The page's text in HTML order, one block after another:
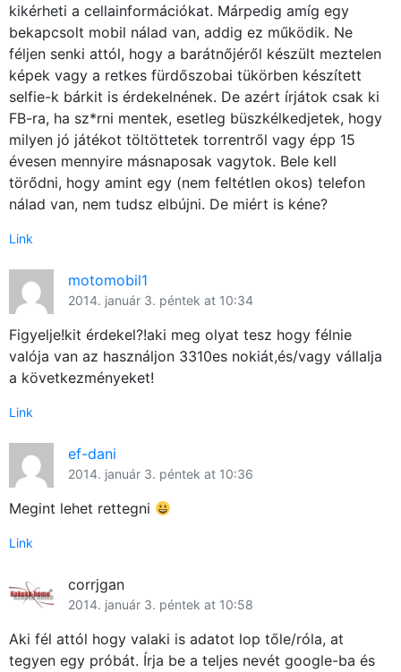
kikérheti a cellainformációkat. Márpedig amíg egy
bekapcsolt mobil nálad van, addig ez működik. Ne
féljen senki attól, hogy a barátnőjéről készült meztelen
képek vagy a retkes fürdőszobai tükörben készített
selfie-k bárkit is érdekelnének. De azért írjátok csak ki
FB-ra, ha sz*rni mentek, esetleg büszkélkedjetek, hogy
milyen jó játékot töltöttetek torrentről vagy épp 15
évesen mennyire másnaposak vagytok. Bele kell
törődni, hogy amint egy (nem feltétlen okos) telefon
nálad van, nem tudsz elbújni. De miért is kéne?
Link
motomobil1
2014. január 3. péntek at 10:34
Figyelje!kit érdekel?!aki meg olyat tesz hogy félnie
valója van az használjon 3310es nokiát,és/vagy vállalja
a következményeket!
Link
ef-dani
2014. január 3. péntek at 10:36
Megint lehet rettegni
Link
corrjgan
2014. január 3. péntek at 10:58
Aki fél attól hogy valaki is adatot lop tőle/róla, at
tegyen egy próbát. Írja be a teljes nevét google-ba és